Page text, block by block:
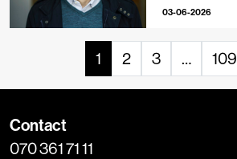
03-06-2026
1 2 3 … 109
Contact
070 361 71 11